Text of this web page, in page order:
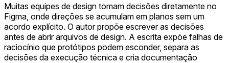
Muitas equipes de design tomam decisões diretamente no
Figma, onde direções se acumulam em planos sem um
acordo explícito. O autor propõe escrever as decisões
antes de abrir arquivos de design. A escrita expõe falhas de
raciocínio que protótipos podem esconder, separa as
decisões da execução técnica e cria documentação